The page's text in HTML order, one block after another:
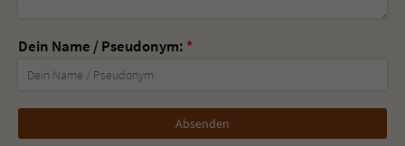
Dein Name / Pseudonym: *
Nicht
ausfüllen!